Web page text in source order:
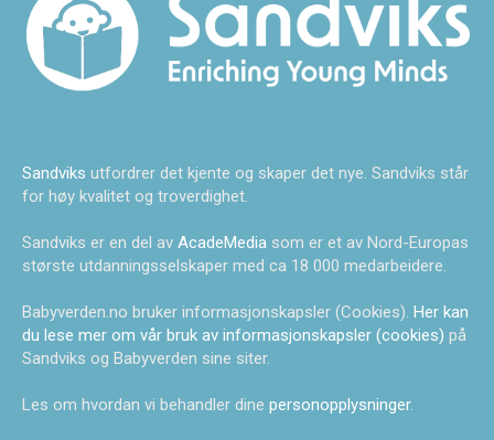
Sandviks utfordrer det kjente og skaper det nye. Sandviks står
for høy kvalitet og troverdighet.
Sandviks er en del av AcadeMedia som er et av Nord-Europas
største utdanningsselskaper med ca 18 000 medarbeidere.
Babyverden.no bruker informasjonskapsler (Cookies). Her kan
du lese mer om vår bruk av informasjonskapsler (cookies) på
Sandviks og Babyverden sine siter.
Les om hvordan vi behandler dine personopplysninger.